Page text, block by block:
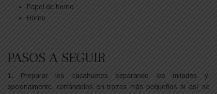
Papel de horno
Horno
PASOS A SEGUIR
1. Preparar los cacahuetes separando las mitades y,
opcionalmente, cortándolos en trozos más pequeños si así se